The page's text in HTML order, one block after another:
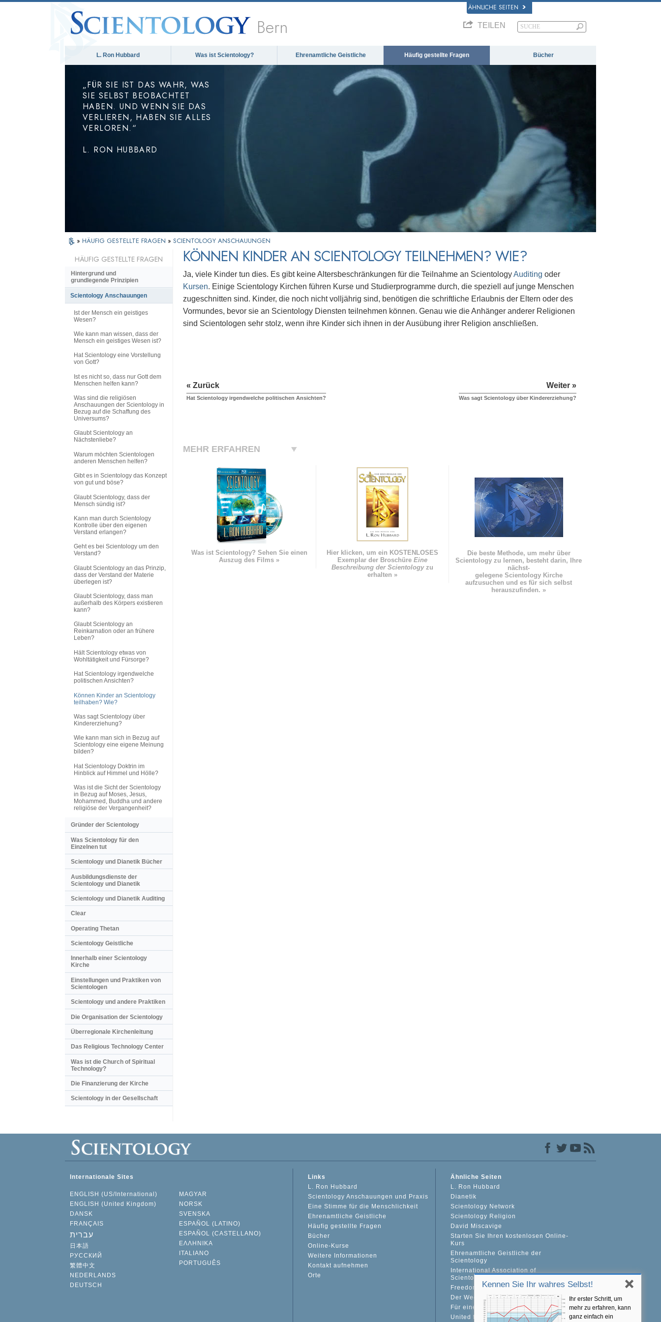
ÄHNLICHE SEITEN
Bern TEILEN
L. Ron Hubbard Was ist Scientology? Ehrenamtliche Geistliche Häufig gestellte Fragen Bücher
„FÜR SIE IST DAS WAHR, WAS
SIE SELBST BEOBACHTET
HABEN. UND WENN SIE DAS
VERLIEREN, HABEN SIE ALLES
VERLOREN.“
L. RON HUBBARD
» HÄUFIG GESTELLTE FRAGEN » SCIENTOLOGY ANSCHAUUNGEN
KÖNNEN KINDER AN SCIENTOLOGY TEILNEHMEN? WIE?
Ja, viele Kinder tun dies. Es gibt keine Altersbeschränkungen für die Teilnahme an ScientologyAuditing oder
Kursen. Einige Scientology Kirchen führen Kurse und Studierprogramme durch, die speziell auf junge Menschen
zugeschnitten sind. Kinder, die noch nicht volljährig sind, benötigen die schriftliche Erlaubnis der Eltern oder des
Vormundes, bevor sie an Scientology Diensten teilnehmen können. Genau wie die Anhänger anderer Religionen
sind Scientologen sehr stolz, wenn ihre Kinder sich ihnen in der Ausübung ihrer Religion anschließen.
« Zurück
Hat Scientology irgendwelche politischen Ansichten?
Weiter »
Was sagt Scientology über Kindererziehung?
MEHR ERFAHREN
Was ist Scientology? Sehen Sie einen
Auszug des Films »
Hier klicken, um ein KOSTENLOSES
Exemplar der Broschüre Eine
Beschreibung der Scientologyzu
erhalten »
Die beste Methode, um mehr über
Scientology zu lernen, besteht darin, Ihre
nächst-
gelegene Scientology Kirche
aufzusuchen und es für sich selbst
herauszufinden. »
HÄUFIG GESTELLTE FRAGEN
Hintergrund und
grundlegende Prinzipien
Scientology Anschauungen
Ist der Mensch ein geistiges
Wesen?
Wie kann man wissen, dass der
Mensch ein geistiges Wesen ist?
Hat Scientology eine Vorstellung
von Gott?
Ist es nicht so, dass nur Gott dem
Menschen helfen kann?
Was sind die religiösen
Anschauungen der Scientology in
Bezug auf die Schaffung des
Universums?
Glaubt Scientology an
Nächstenliebe?
Warum möchten Scientologen
anderen Menschen helfen?
Gibt es in Scientology das Konzept
von gut und böse?
Glaubt Scientology, dass der
Mensch sündig ist?
Kann man durch Scientology
Kontrolle über den eigenen
Verstand erlangen?
Geht es bei Scientology um den
Verstand?
Glaubt Scientology an das Prinzip,
dass der Verstand der Materie
überlegen ist?
Glaubt Scientology, dass man
außerhalb des Körpers existieren
kann?
Glaubt Scientology an
Reinkarnation oder an frühere
Leben?
Hält Scientology etwas von
Wohltätigkeit und Fürsorge?
Hat Scientology irgendwelche
politischen Ansichten?
Können Kinder an Scientology
teilhaben? Wie?
Was sagt Scientology über
Kindererziehung?
Wie kann man sich in Bezug auf
Scientology eine eigene Meinung
bilden?
Hat Scientology Doktrin im
Hinblick auf Himmel und Hölle?
Was ist die Sicht der Scientology
in Bezug auf Moses, Jesus,
Mohammed, Buddha und andere
religiöse der Vergangenheit?
Gründer der Scientology
Was Scientology für den
Einzelnen tut
Scientology und Dianetik Bücher
Ausbildungsdienste der
Scientology und Dianetik
Scientology und Dianetik Auditing
Clear
Operating Thetan
Scientology Geistliche
Innerhalb einer Scientology
Kirche
Einstellungen und Praktiken von
Scientologen
Scientology und andere Praktiken
Die Organisation der Scientology
Überregionale Kirchenleitung
Das Religious Technology Center
Was ist die Church of Spiritual
Technology?
Die Finanzierung der Kirche
Scientology in der Gesellschaft
Kennen Sie Ihr wahres Selbst!
Ihr erster Schritt, um
mehr zu erfahren, kann
ganz einfach ein
Internationale Sites
ENGLISH (US/International)
ENGLISH (United Kingdom)
DANSK
FRANÇAIS
עברית
日本語
РУССКИЙ
繁體中文
NEDERLANDS
DEUTSCH
MAGYAR
NORSK
SVENSKA
ESPAÑOL (LATINO)
ESPAÑOL (CASTELLANO)
ΕΛΛΗΝΙΚA
ITALIANO
PORTUGUÊS
Links
L. Ron Hubbard
Scientology Anschauungen und Praxis
Eine Stimme für die Menschlichkeit
Ehrenamtliche Geistliche
Häufig gestellte Fragen
Bücher
Online-Kurse
Weitere Informationen
Kontakt aufnehmen
Orte
Ähnliche Seiten
L. Ron Hubbard
Dianetik
Scientology Network
Scientology Religion
David Miscavige
Starten Sie Ihren kostenlosen Online-
Kurs
Ehrenamtliche Geistliche der
Scientology
International Association of
Scientologists
Freedom Magazine
Der Weg zum Glücklichsein
Für eine Welt ohne Drogenkonsum
United for Human Rights